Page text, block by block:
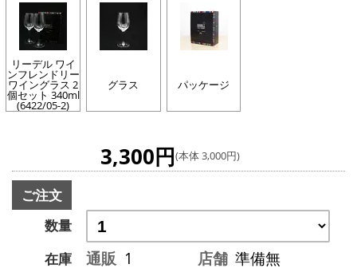
リーデル ワイ
ンフレンドリー
ワイングラス 2
個セット 340ml
(6422/05-2)
グラス パッケージ
3,300円(本体 3,000円)
ご注文
数量
在庫
通販 1 店舗 準備無